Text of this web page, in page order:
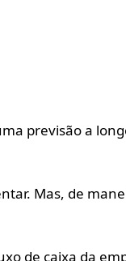
previsão a
Mas, de
de caixa da